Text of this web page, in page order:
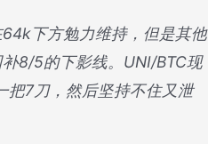
下方勉力维持，但是其他
8/5的下影线。UNI/BTC现
把7刀，然后坚持不住又泄